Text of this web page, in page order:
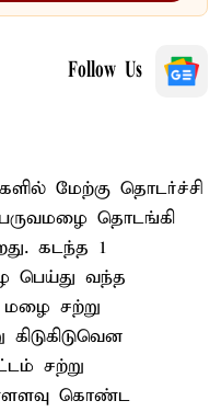
Follow Us
மேற்கு தொடர்ச்சி
தொடங்கி
கடந்த 1
பெய்து வந்த
மழை சற்று
சற்று
கொண்ட